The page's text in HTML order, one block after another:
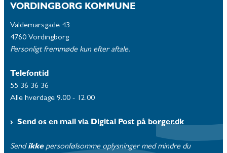
VORDINGBORG KOMMUNE
Valdemarsgade 43
4760 Vordingborg
Personligt fremmøde kun efter aftale.
Telefontid
55 36 36 36
Alle hverdage 9.00 - 12.00
Send os en mail via Digital Post på borger.dk
Send ikke personfølsomme oplysninger med mindre du